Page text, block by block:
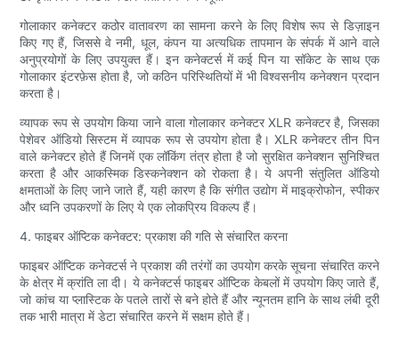
गोलाकार कनेक्टर कठोर वातावरण का सामना करने के लिए विशेष रूप से डिज़ाइन
किए गए हैं, जिससे वे नमी, धूल, कंपन या अत्यधिक तापमान के संपर्क में आने वाले
अनुप्रयोगों के लिए उपयुक्त हैं। इन कनेक्टर्स में कई पिन या सॉकेट के साथ एक
गोलाकार इंटरफ़ेस होता है, जो कठिन परिस्थितियों में भी विश्वसनीय कनेक्शन प्रदान
करता है।
व्यापक रूप से उपयोग किया जाने वाला गोलाकार कनेक्टर XLR कनेक्टर है, जिसका
पेशेवर ऑडियो सिस्टम में व्यापक रूप से उपयोग होता है। XLR कनेक्टर तीन पिन
वाले कनेक्टर होते हैं जिनमें एक लॉकिंग तंत्र होता है जो सुरक्षित कनेक्शन सुनिश्चित
करता है और आकस्मिक डिस्कनेक्शन को रोकता है। ये अपनी संतुलित ऑडियो
क्षमताओं के लिए जाने जाते हैं, यही कारण है कि संगीत उद्योग में माइक्रोफोन, स्पीकर
और ध्वनि उपकरणों के लिए ये एक लोकप्रिय विकल्प हैं।
4. फाइबर ऑप्टिक कनेक्टर: प्रकाश की गति से संचारित करना
फाइबर ऑप्टिक कनेक्टर्स ने प्रकाश की तरंगों का उपयोग करके सूचना संचारित करने
के क्षेत्र में क्रांति ला दी। ये कनेक्टर्स फाइबर ऑप्टिक केबलों में उपयोग किए जाते हैं,
जो कांच या प्लास्टिक के पतले तारों से बने होते हैं और न्यूनतम हानि के साथ लंबी दूरी
तक भारी मात्रा में डेटा संचारित करने में सक्षम होते हैं।